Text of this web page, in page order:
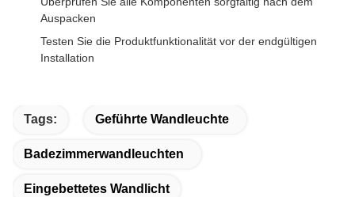
Auspacken
Testen Sie die Produktfunktionalität vor der endgültigen
Installation
Tags: Geführte Wandleuchte
Badezimmerwandleuchten
Eingebettetes Wandlicht